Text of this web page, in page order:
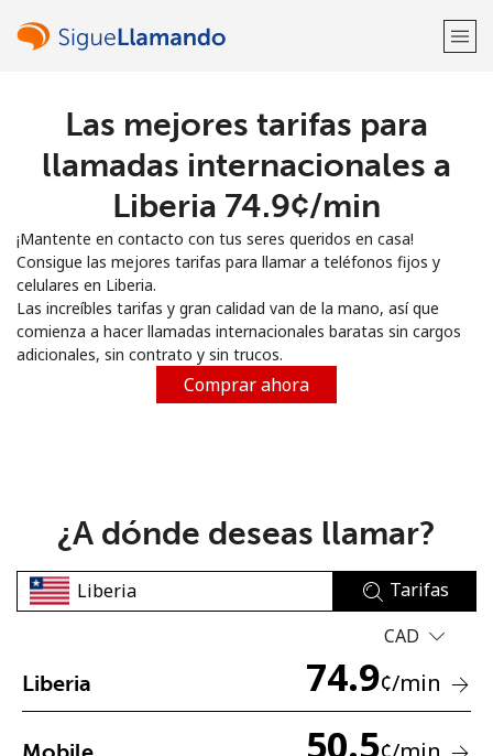
¡Bienvenido!
Regístrate con
o
No se ha creado una contraseña
Un número
Las mejores tarifas para
llamadas internacionales a
Liberia ⁦74.9¢⁩/min
¡Mantente en contacto con tus seres queridos en casa!
Consigue las mejores tarifas para llamar a teléfonos fijos y
celulares en Liberia.
Las increíbles tarifas y gran calidad van de la mano, así que
comienza a hacer llamadas internacionales baratas sin cargos
adicionales, sin contrato y sin trucos.
Comprar ahora
¿A dónde deseas llamar?
Tarifas
CAD
Liberia 74.9¢/min
50.5